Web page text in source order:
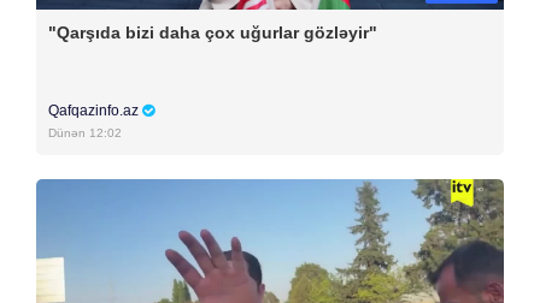
"Qarşıda bizi daha çox uğurlar gözləyir"
Qafqazinfo.az
Dünən 12:02